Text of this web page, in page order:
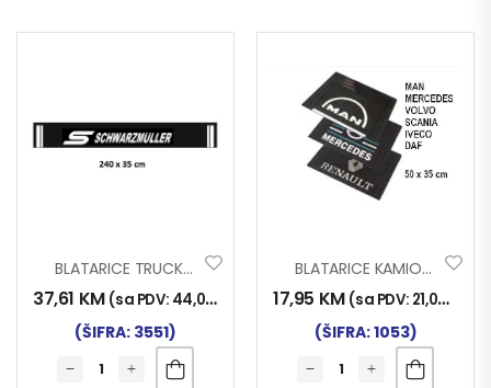
BLATARICE TRUCK ŠLEPA SCHWARZMÜLLER
37,61 KM (sa PDV: 44,00
(ŠIFRA: 3551)
BLATARICE KAMION TR
17,95 KM (sa PDV: 21,00
(ŠIFRA: 1053)